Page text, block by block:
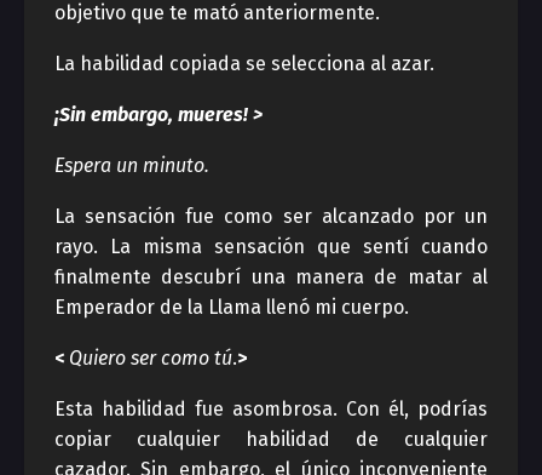
objetivo que te mató anteriormente.
La habilidad copiada se selecciona al azar.
¡Sin embargo, mueres! >
Espera un minuto.
La sensación fue como ser alcanzado por un
rayo. La misma sensación que sentí cuando
finalmente descubrí una manera de matar al
Emperador de la Llama llenó mi cuerpo.
< Quiero ser como tú.>
Esta habilidad fue asombrosa. Con él, podrías
copiar cualquier habilidad de cualquier
cazador. Sin embargo, el único inconveniente